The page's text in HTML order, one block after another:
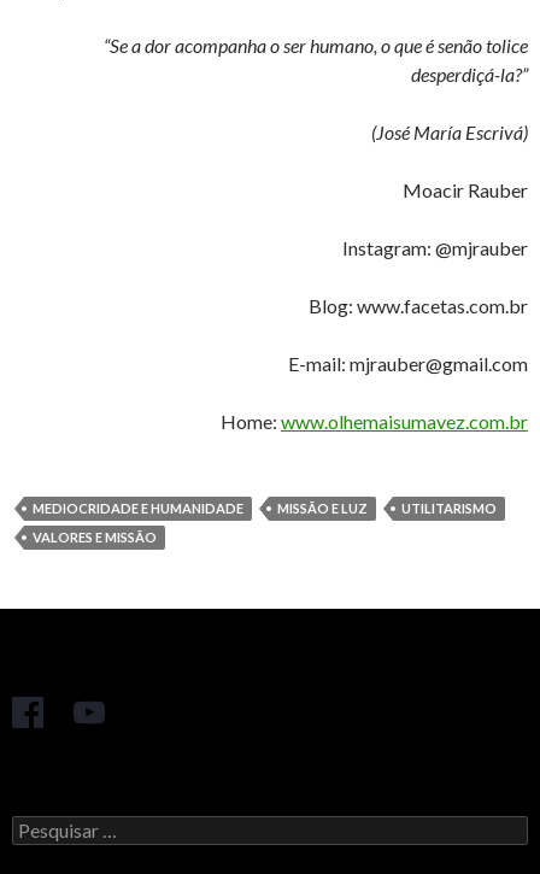
“Se a dor acompanha o ser humano, o que é senão tolice
desperdiçá-la?”
(José María Escrivá)
Moacir Rauber
Instagram: @mjrauber
Blog: www.facetas.com.br
E-mail: mjrauber@gmail.com
Home: www.olhemaisumavez.com.br
MEDIOCRIDADE E HUMANIDADE MISSÃO E LUZ
UTILITARISMO
VALORES E MISSÃO
Pesquisar
por: